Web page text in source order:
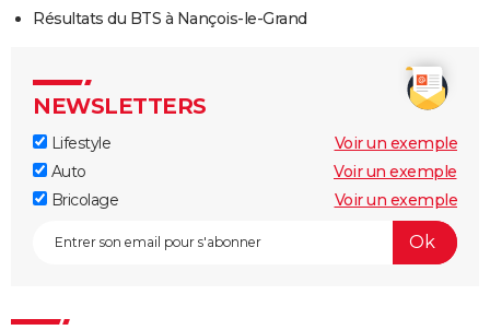
Résultats du BTS à Nançois-le-Grand
NEWSLETTERS
Lifestyle
Voir un exemple
Auto
Voir un exemple
Bricolage
Voir un exemple